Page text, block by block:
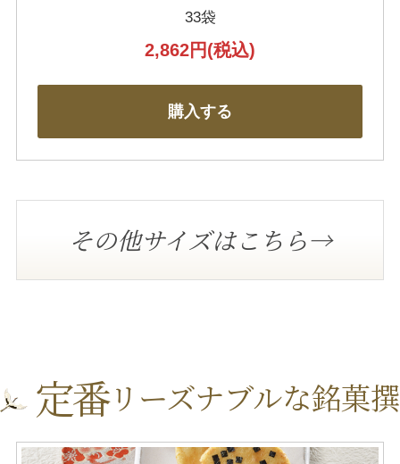
33袋
2,862円(税込)
購入する
その他サイズはこちら→
定番リーズナブルな銘菓撰